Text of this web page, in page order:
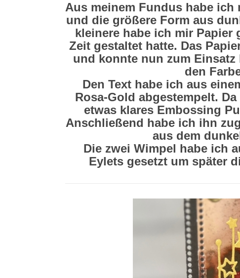
Aus meinem Fundus habe ich
und die größere Form aus
kleinere habe ich mir Papier
Zeit gestaltet hatte. Das
und konnte nun zum Einsatz
den
Den Text habe ich aus
Rosa-Gold abgestempelt.
etwas klares Embossing
Anschließend habe ich ihn
aus dem
Die zwei Wimpel habe ich
Eylets gesetzt um später